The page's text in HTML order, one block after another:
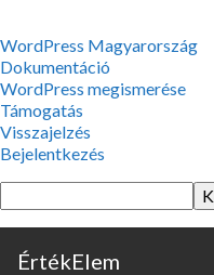
WordPress,
a
csodás
WordPress Magyarország
Dokumentáció
WordPress megismerése
Támogatás
Visszajelzés
Bejelentkezés
ÉrtékElem